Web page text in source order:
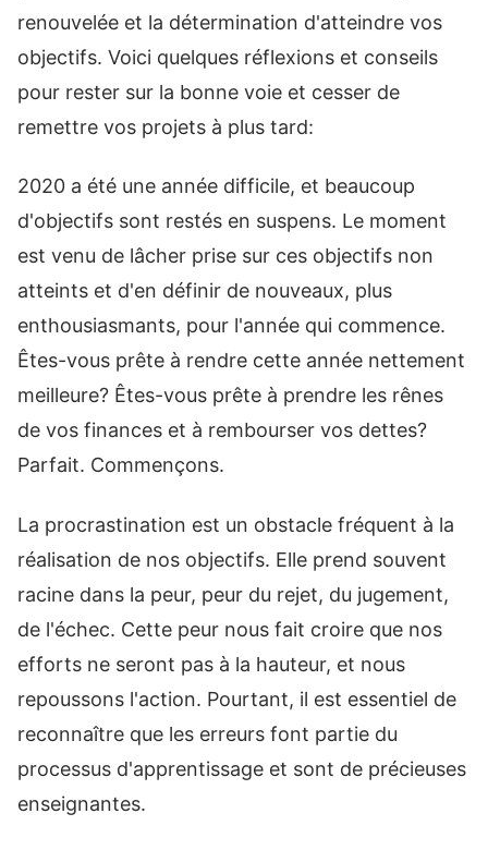
renouvelée et la détermination d'atteindre vos
objectifs. Voici quelques réflexions et conseils
pour rester sur la bonne voie et cesser de
remettre vos projets à plus tard:
2020 a été une année difficile, et beaucoup
d'objectifs sont restés en suspens. Le moment
est venu de lâcher prise sur ces objectifs non
atteints et d'en définir de nouveaux, plus
enthousiasmants, pour l'année qui commence.
Êtes-vous prête à rendre cette année nettement
meilleure? Êtes-vous prête à prendre les rênes
de vos finances et à rembourser vos dettes?
Parfait. Commençons.
La procrastination est un obstacle fréquent à la
réalisation de nos objectifs. Elle prend souvent
racine dans la peur, peur du rejet, du jugement,
de l'échec. Cette peur nous fait croire que nos
efforts ne seront pas à la hauteur, et nous
repoussons l'action. Pourtant, il est essentiel de
reconnaître que les erreurs font partie du
processus d'apprentissage et sont de précieuses
enseignantes.